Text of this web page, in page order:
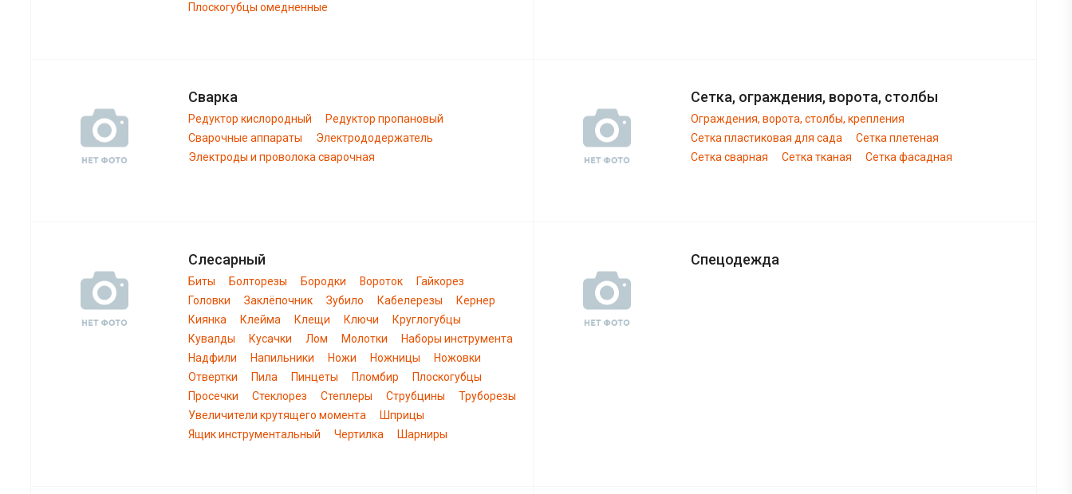
Плоскогубцы омедненные
Сварка
Редуктор кислородный
Редуктор пропановый
Сварочные аппараты
Электрододержатель
Электроды и проволока сварочная
Сетка, ограждения, ворота, столбы
Ограждения, ворота, столбы, крепления
Сетка пластиковая для сада
Сетка плетеная
Сетка сварная
Сетка тканая Сетка фасадная
Слесарный
Биты Болторезы Бородки Вороток
Гайкорез
Головки
Заклёпочник Зубило Кабелерезы
Кернер
Киянка
Клейма Клещи Ключи
Круглогубцы
Кувалды
Кусачки Лом Молотки
Наборы инструмента
Надфили
Напильники Ножи Ножницы
Ножовки
Отвертки
Пила Пинцеты Пломбир
Плоскогубцы
Просечки
Стеклорез Степлеры Струбцины
Труборезы
Увеличители крутящего момента
Шприцы
Ящик инструментальный
Чертилка Шарниры
Спецодежда